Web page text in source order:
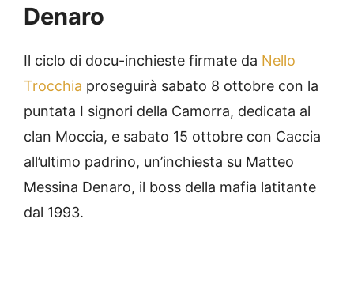
Denaro
Il ciclo di docu-inchieste firmate da Nello
Trocchia proseguirà sabato 8 ottobre con la
puntata I signori della Camorra, dedicata al
clan Moccia, e sabato 15 ottobre con Caccia
all’ultimo padrino, un’inchiesta su Matteo
Messina Denaro, il boss della mafia latitante
dal 1993.